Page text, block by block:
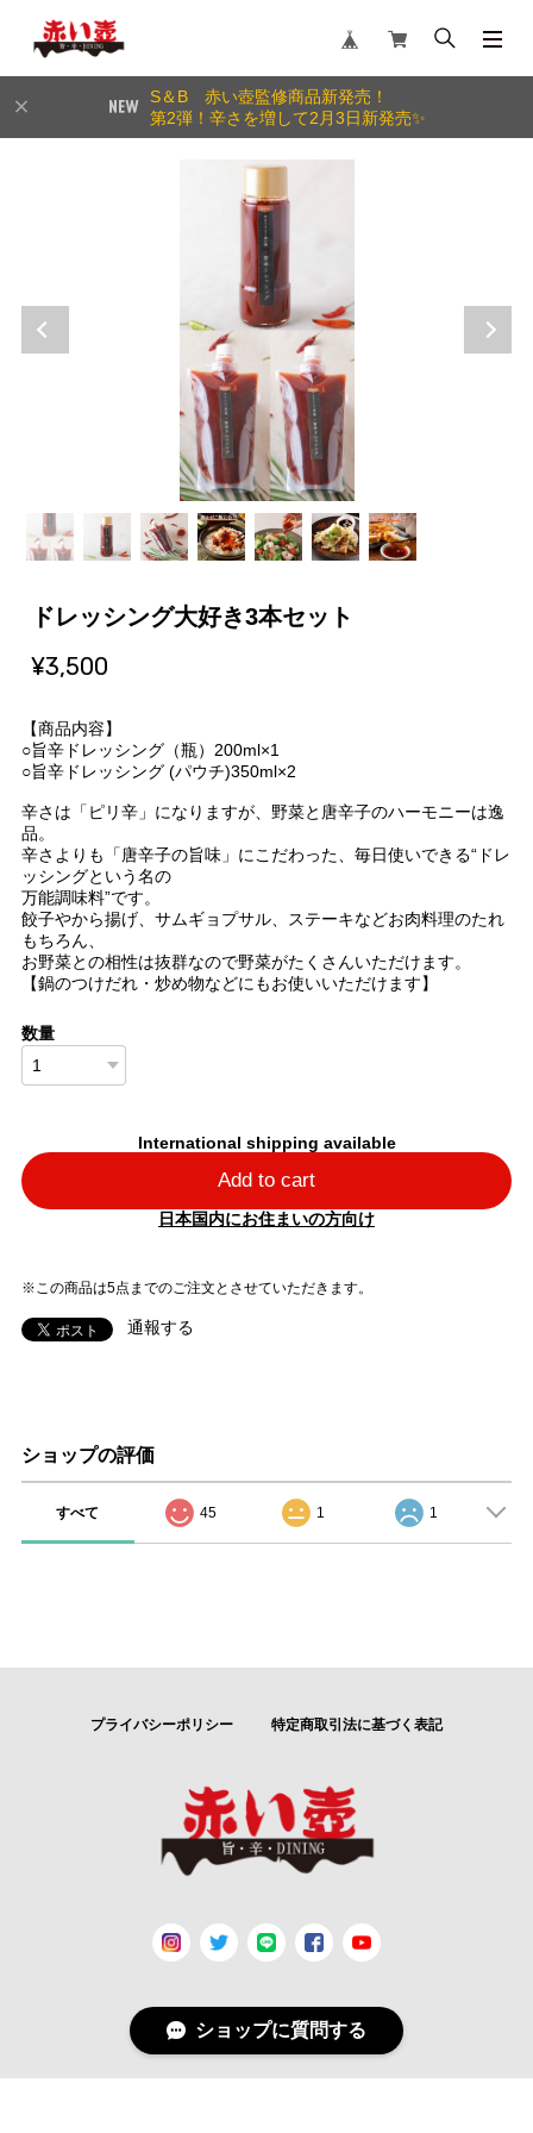
S＆B 赤い壺監修商品新発売！
第2弾！辛さを増して2月3日新発売✨
ドレッシング大好き3本セット
¥3,500
【商品内容】
○旨辛ドレッシング（瓶）200ml×1
○旨辛ドレッシング (パウチ)350ml×2
辛さは「ピリ辛」になりますが、野菜と唐辛子のハーモニーは逸
品。
辛さよりも「唐辛子の旨味」にこだわった、毎日使いできる“ドレ
ッシングという名の
万能調味料”です。
餃子やから揚げ、サムギョプサル、ステーキなどお肉料理のたれ
もちろん、
お野菜との相性は抜群なので野菜がたくさんいただけます。
【鍋のつけだれ・炒め物などにもお使いいただけます】
数量
International shipping available
Add to cart
日本国内にお住まいの方向け
※この商品は5点までのご注文とさせていただきます。
通報する
ショップの評価
すべて 45 1 1
プライバシーポリシー 特定商取引法に基づく表記
ショップに質問する